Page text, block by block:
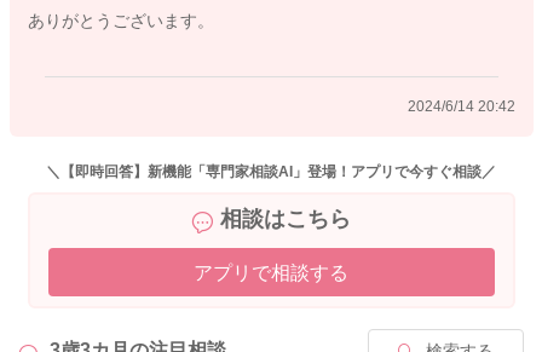
我慢をしているということなので、尿意もわかってきているこ
き、とても心配だとも伝えてみるのはいかがでしょうか？
てもらうといいと思いますよ。
まずはトイレが怖いという娘さんの気持ちをどうすると軽減で
もう少し大きくなって、娘さんにとって怖いと感じる場所では
ありがとうございます。
2024/6/14 20:42
＼【即時回答】新機能「専門家相談AI」登場！アプリで今すぐ相談／
相談はこちら
アプリで相談する